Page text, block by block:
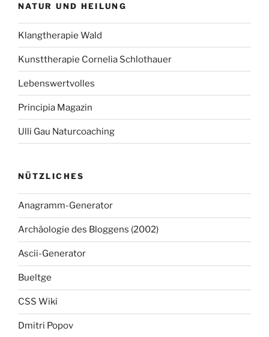
NATUR UND HEILUNG
Klangtherapie Wald
Kunsttherapie Cornelia Schlothauer
Lebenswertvolles
Principia Magazin
Ulli Gau Naturcoaching
NÜTZLICHES
Anagramm-Generator
Archäologie des Bloggens (2002)
Ascii-Generator
Bueltge
CSS Wiki
Dmitri Popov